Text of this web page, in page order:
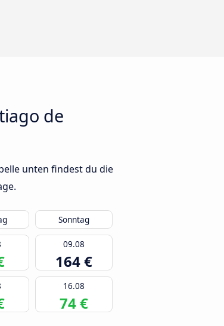
de
unten findest du die
Sonntag
09.08
164 €
16.08
74 €